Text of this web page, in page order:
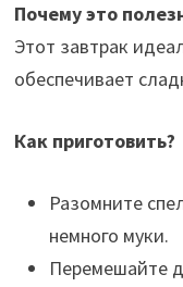
Почему это
Этот завтрак
обеспечивает
Как приготовить?
Разомните
немного муки.
Перемешайте